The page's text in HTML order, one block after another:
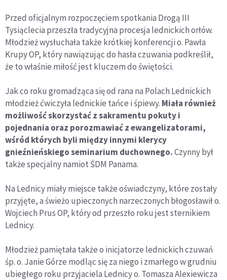
Przed oficjalnym rozpoczęciem spotkania Drogą III
Tysiąclecia przeszła tradycyjna procesja lednickich orłów.
Młodzież wysłuchała także krótkiej konferencji o. Pawła
Krupy OP, który nawiązując do hasła czuwania podkreślił,
że to właśnie miłość jest kluczem do świętości.
Jak co roku gromadząca się od rana na Polach Lednickich
młodzież ćwiczyła lednickie tańce i śpiewy. Miała również
możliwość skorzystać z sakramentu pokuty i
pojednania oraz porozmawiać z ewangelizatorami,
wśród których byli między innymi klerycy
gnieźnieńskiego seminarium duchownego.Czynny był
także specjalny namiot ŚDM Panama.
Na Lednicy miały miejsce także oświadczyny, które zostały
przyjęte, a świeżo upieczonych narzeczonych błogosławił o.
Wojciech Prus OP, który od przeszło roku jest sternikiem
Lednicy.
Młodzież pamiętała także o inicjatorze lednickich czuwań
śp. o. Janie Górze modląc się za niego i zmarłego w grudniu
ubiegłego roku przyjaciela Lednicy o. Tomasza Alexiewicza